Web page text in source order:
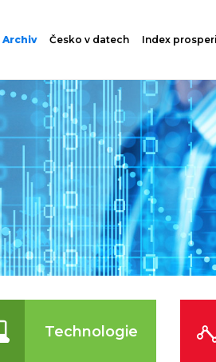
Archiv Česko v datech Index
Technologie